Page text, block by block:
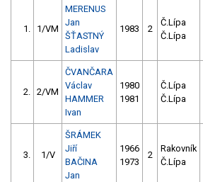
1. 1/VM
MERENUS
Jan
ŠŤASTNÝ
Ladislav
1983 2
Č.Lípa
Č.Lípa
2. 2/VM
ČVANČARA
Václav
HAMMER
Ivan
1980
1981
Č.Lípa
Č.Lípa
3. 1/V
ŠRÁMEK
Jiří
BAČINA
Jan
1966
1973
2
Rakovník
Č.Lípa